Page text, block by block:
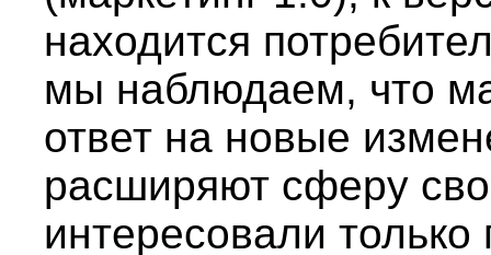
находится
мы наблюдаем, что
ответ на новые
расширяют сферу
интересовали